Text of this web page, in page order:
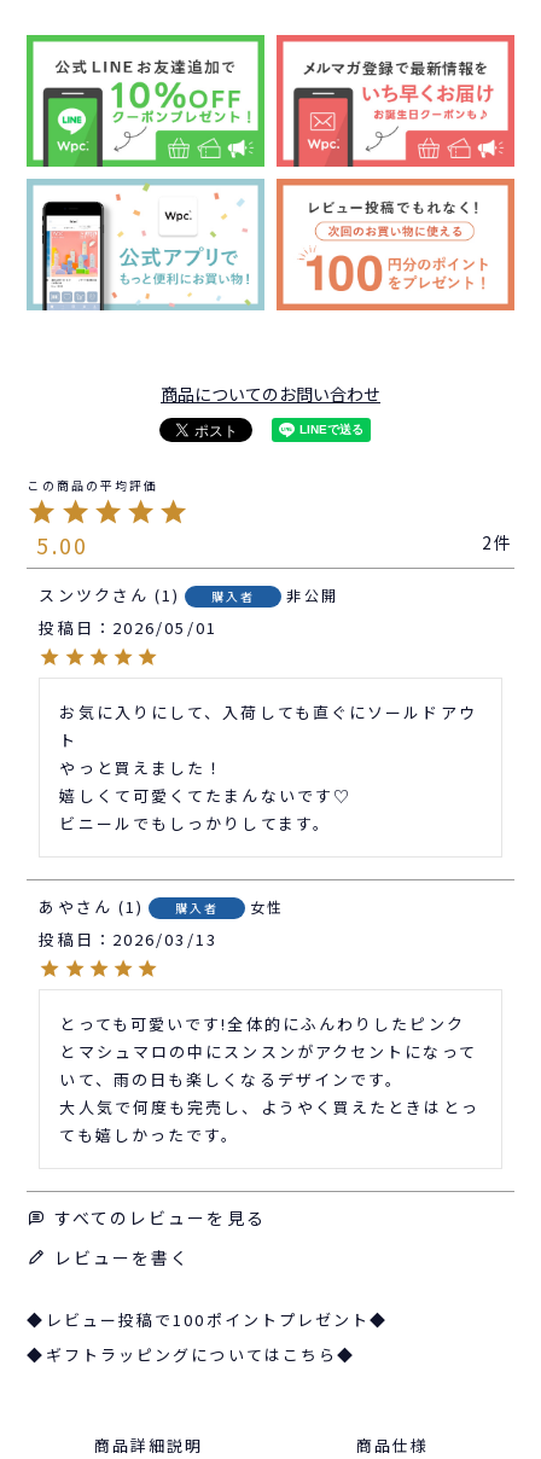
商品についてのお問い合わせ
5.00 2
スンツク 1 購入者 非公開
投稿日 2026/05/01
お気に入りにして、入荷しても直ぐにソールドアウ
ト
やっと買えました！
嬉しくて可愛くてたまんないです♡
ビニールでもしっかりしてます。
あや 1 購入者 女性
投稿日 2026/03/13
とっても可愛いです!全体的にふんわりしたピンク
とマシュマロの中にスンスンがアクセントになって
いて、雨の日も楽しくなるデザインです。
大人気で何度も完売し、ようやく買えたときはとっ
ても嬉しかったです。
すべてのレビューを見る
レビューを書く
◆レビュー投稿で100ポイントプレゼント◆
◆ギフトラッピングについてはこちら◆
商品詳細説明 商品仕様